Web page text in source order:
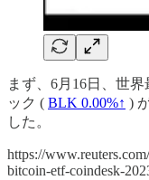
まず、6月16日、世
ック ( BLK 0.00%↑ )
した。
https://
bitcoin-etf-coindesk-